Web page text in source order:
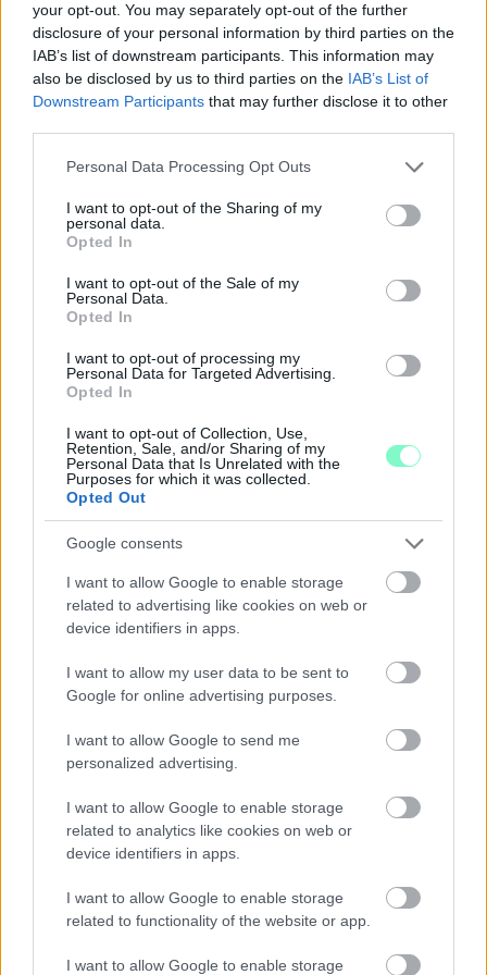
your opt-out. You may separately opt-out of the further
disclosure of your personal information by third parties on the
IAB’s list of downstream participants. This information may
also be disclosed by us to third parties on the IAB’s List of
Downstream Participants that may further disclose it to other
Please note that this website/app uses one or more Google
not limited to your visit or usage behaviour. You may click to
grant or deny consent to Google and its third-party tags to
use your data for below specified purposes in below Google
consent section.
Personal Data Processing Opt Outs
I want to opt-out of the Sharing of my
personal data.
Opted In
I want to opt-out of the Sale of my
Personal Data.
Opted In
I want to opt-out of processing my
Personal Data for Targeted Advertising.
Opted In
I want to opt-out of Collection, Use,
Retention, Sale, and/or Sharing of my
Personal Data that Is Unrelated with the
Purposes for which it was collected.
Opted Out
Google consents
I want to allow Google to enable storage
related to advertising like cookies on web or
device identifiers in apps.
I want to allow my user data to be sent to
Google for online advertising purposes.
I want to allow Google to send me
personalized advertising.
I want to allow Google to enable storage
related to analytics like cookies on web or
device identifiers in apps.
I want to allow Google to enable storage
related to functionality of the website or app.
I want to allow Google to enable storage
A NAPOKBAN BEFEJEZŐDIK A GYŐRI
A város 77 helyszínén zajlik a munkavégzés, a Győr Projekt
kezelésében lévő épületek egy részét is érinti az intézkedés.
Szólj hozzá!
KÁNIKULA-AKTUÁL: MEGHOSSZABBÍTOTTÁK A
LEGKRITIKUSABB AZ ENERGIAELLÁTÁS